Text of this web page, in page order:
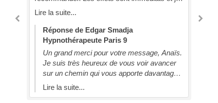
de la quiétude dans ma vie!
de Edgar Smadja
Paris 9
grand merci pour votre message, Anaïs.
suis très heureux de vous voir avancer
un chemin qui vous apporte davantage
et de quiétude. Edgar
- Hypnothérapeute Paris 9
Un grand
apprécié la